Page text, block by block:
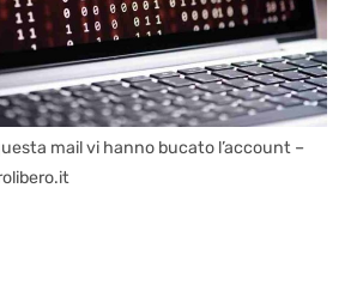
mail vi hanno bucato l’account –